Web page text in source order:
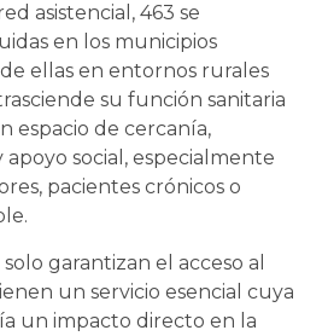
asistencial, 463 se
en los municipios
ellas en entornos rurales
su función sanitaria
espacio de cercanía,
social, especialmente
pacientes crónicos o
solo garantizan el acceso al
un servicio esencial cuya
un impacto directo en la